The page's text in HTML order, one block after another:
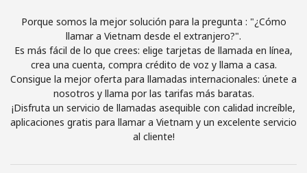
¡Hola!
Inicia sesión oREGÍSTRATE →
Porque somos la mejor solución para la pregunta : "¿Cómo
llamar a Vietnam desde el extranjero?".
Es más fácil de lo que crees: elige tarjetas de llamada en línea,
crea una cuenta, compra crédito de voz y llama a casa.
Consigue la mejor oferta para llamadas internacionales: únete a
nosotros y llama por las tarifas más baratas.
¡Disfruta un servicio de llamadas asequible con calidad increíble,
aplicaciones gratis para llamar a Vietnam y un excelente servicio
al cliente!